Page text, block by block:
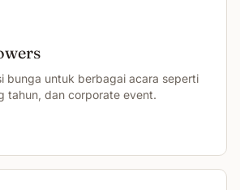
bunga untuk berbagai acara seperti
tahun, dan corporate event.